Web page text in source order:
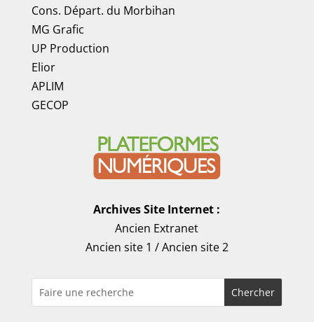
Cons. Départ. du Morbihan
MG Grafic
UP Production
Elior
APLIM
GECOP
Archives Site Internet :
Ancien Extranet
Ancien site 1 /Ancien site 2